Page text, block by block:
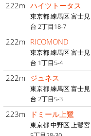
222m ハイツトータス
東京都 練馬区 富士見
台 2丁目18-7
222m RICOMOND
東京都 練馬区 富士見
台 1丁目5-4
222m ジュネス
東京都 練馬区 富士見
台 2丁目5-3
223m ドミール上鷺
東京都 中野区 上鷺宮